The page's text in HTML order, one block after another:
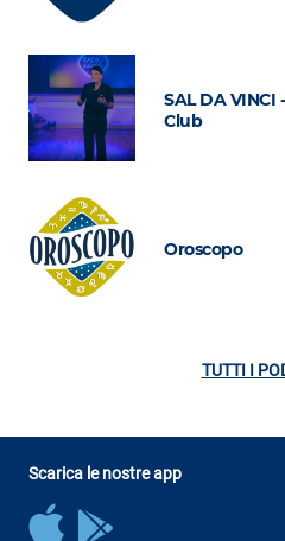
SAL DA VINCI
Club
Oroscopo
TUTTI I
Scarica le nostre app